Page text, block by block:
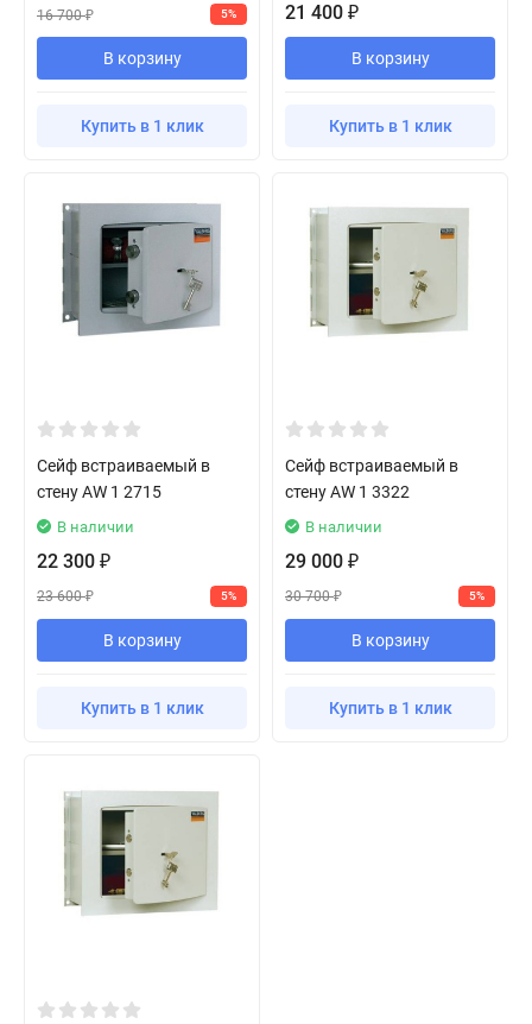
16 700₽ 5%
В корзину
Купить в 1 клик
21 400 ₽
В корзину
Купить в 1 клик
Сейф встраиваемый в
стену AW 1 2715
В наличии
22 300 ₽
23 600₽ 5%
В корзину
Купить в 1 клик
Сейф встраиваемый в
стену AW 1 3322
В наличии
29 000 ₽
30 700₽ 5%
В корзину
Купить в 1 клик